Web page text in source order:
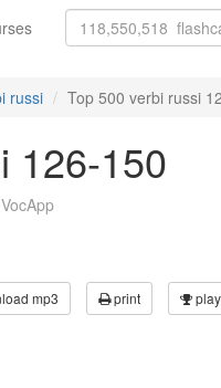
russi Top 500 verbi russi
126-150
VocApp
mp3 print play